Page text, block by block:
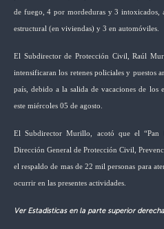
de fuego, 4 por mordeduras y 3 intoxicados,
estructural (en viviendas) y 3 en automóviles.
El Subdirector de Protección Civil, Raúl
intensificaran los retenes policiales y puestos
país, debido a la salida de vacaciones de los
este miércoles 05 de agosto.
El Subdirector Murillo, acotó que el
Dirección General de Protección Civil,
el respaldo de mas de 22 mil personas para
ocurrir en las presentes actividades.
Ver Estadisticas en la parte superior